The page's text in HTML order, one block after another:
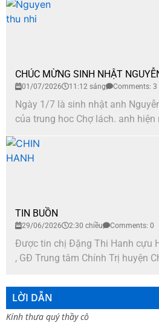
CHÚC MỪNG SINH NHẬT
01/07/2026 11:12 sáng Comments: 3
Ngày 1/7 là sinh nhật anh
của trung hoc Chợ lách. anh hiện
TIN BUỒN
29/06/2026 2:30 chiều Comments: 0
Được tin chị Đặng Thi Hanh cựu
, GĐ Trung tâm Chính Trị huyện
LỜI DẪN
Kính thưa quý thầy cô